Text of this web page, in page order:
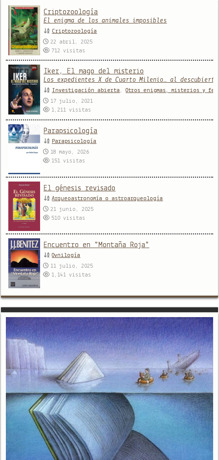
Criptozoología
El enigma de los animales imposibles
Criptozoología
22 abril, 2025
712visitas
Iker, El mago del misterio
Los expedientes X de Cuarto Milenio… al descubierto
Investigación abierta ,Otros enigmas, misterios y
17 julio, 2021
1,211visitas
Parapsicología
Parapsicología
18 mayo, 2026
151visitas
El génesis revisado
Arqueoastronomía o astroarqueología
21 junio, 2025
510visitas
Encuentro en “Montaña Roja”
Ovnilogía
11 julio, 2025
1,141visitas